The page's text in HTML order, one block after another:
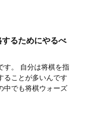
るためにやるべ
す。 自分は将棋を指
ることが多いんです
中でも将棋ウォーズ